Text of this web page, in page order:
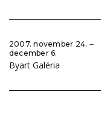
2007. november 24. ‒
december 6.
Byart Galéria